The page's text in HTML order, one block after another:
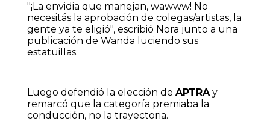
"¡La envidia que manejan, wawww! No
necesitás la aprobación de colegas/artistas, la
gente ya te eligió", escribió Nora junto a una
publicación de Wanda luciendo sus
estatuillas.
Luego defendió la elección de APTRAy
remarcó que la categoría premiaba la
conducción, no la trayectoria.